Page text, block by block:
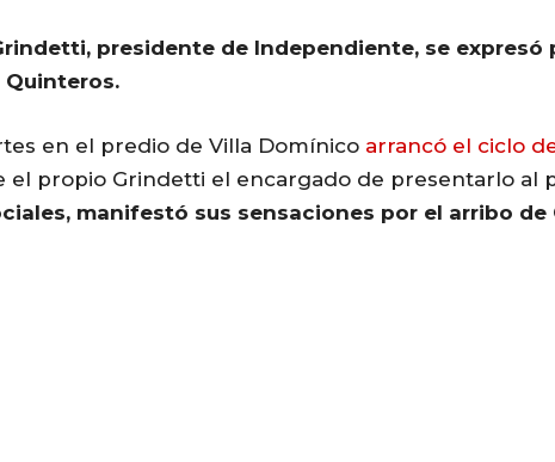
presidente de Independiente, se expresó
Quinteros.
en el predio de Villa Domínico arrancó el ciclo
el propio Grindetti el encargado de presentarlo al
manifestó sus sensaciones por el arribo de